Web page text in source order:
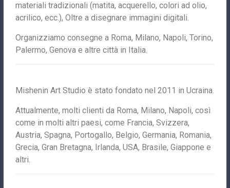
materiali tradizionali (matita, acquerello, colori ad olio,
acrilico, ecc.), Oltre a disegnare immagini digitali.
Organizziamo consegne a Roma, Milano, Napoli, Torino,
Palermo, Genova e altre città in Italia.
Mishenin Art Studio è stato fondato nel 2011 in Ucraina.
Attualmente, molti clienti da Roma, Milano, Napoli, così
come in molti altri paesi, come Francia, Svizzera,
Austria, Spagna, Portogallo, Belgio, Germania, Romania,
Grecia, Gran Bretagna, Irlanda, USA, Brasile, Giappone e
altri.